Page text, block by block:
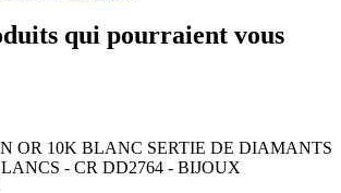
qui pourraient vous